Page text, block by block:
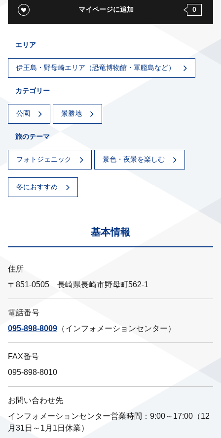
マイページに追加 0
エリア
伊王島・野母崎エリア（恐竜博物館・軍艦島など）
カテゴリー
公園 景勝地
旅のテーマ
フォトジェニック 景色・夜景を楽しむ
冬におすすめ
基本情報
住所
〒851-0505 長崎県長崎市野母町562-1
電話番号
095-898-8009 （インフォメーションセンター）
FAX番号
095-898-8010
お問い合わせ先
インフォメーションセンター営業時間：9:00～17:00（12
月31日～1月1日休業）